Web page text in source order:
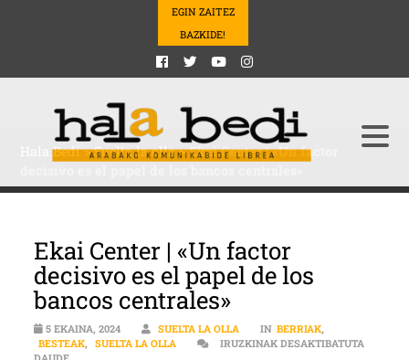
EGIN ZAITEZ
BAZKIDE!
Hala Bedi>Suelta la olla>Ekai Center | «Un factor
Ekai Center | «Un factor
decisivo es el papel de los
bancos centrales»
5 EKAINA, 2024 SUELTA LA OLLA IN BERRIAK,
BESTEAK, SUELTA LA OLLA
IRUZKINAK DESAKTIBATUTA
EKAI CENTER | «UN FACTOR DECISIVO ES EL PAPEL DE LOS